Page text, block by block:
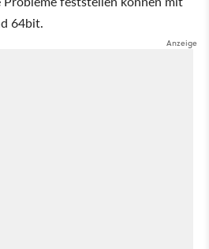
64bit.